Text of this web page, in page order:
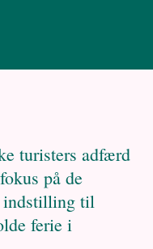
turisters adfærd
på de
indstilling til
ferie i